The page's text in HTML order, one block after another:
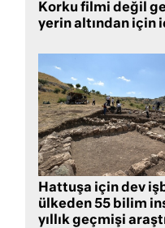
Korku filmi değil
yerin altından için
Hattuşa için dev
ülkeden 55 bilim
yıllık geçmişi